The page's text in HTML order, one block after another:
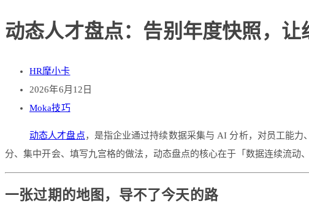
动态人才盘点：告别年度快照，
HR摩小卡
2026年6月12日
Moka技巧
动态人才盘点，是指企业通过持续数据采集与 AI 分析，对员工能
分、集中开会、填写九宫格的做法，动态盘点的核心在于「数据连续流动
一张过期的地图，导不了今天的路